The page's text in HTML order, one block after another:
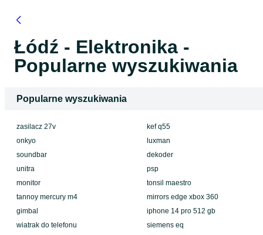
Łódź - Elektronika -
Popularne wyszukiwania
Popularne wyszukiwania
zasilacz 27v
onkyo
soundbar
unitra
monitor
tannoy mercury m4
gimbal
wiatrak do telefonu
kef q55
luxman
dekoder
psp
tonsil maestro
mirrors edge xbox 360
iphone 14 pro 512 gb
siemens eq